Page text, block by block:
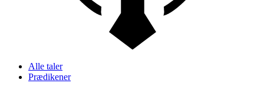
Alle taler
Prædikener